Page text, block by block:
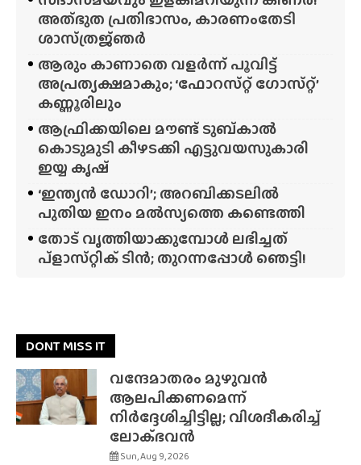
അത്‌ഭുത പ്രതിഭാസം, കാരണംതേടി
ശാസ്‌ത്രജ്‌ഞർ
ആരും കാണാതെ വളർന്ന് പൂവിട്ട്
അപ്രത്യക്ഷമാകും; ‘ഫോറസ്‌റ്റ്‌ ഗോസ്‌റ്റ്’
കണ്ണൂരിലും
ആഫ്രിക്കയിലെ മൗണ്ട് ടുബ്‌കാൽ
കൊടുമുടി കീഴടക്കി എട്ടുവയസുകാരി
ഇയ്യ കൃഷ്
‘ഇന്ത്യൻ ഡോറി’; അറബിക്കടലിൽ
പുതിയ ഇനം മൽസ്യത്തെ കണ്ടെത്തി
തോട് വൃത്തിയാക്കുമ്പോൾ ലഭിച്ചത്
പ്‌ളാസ്‌റ്റിക് ടിൻ; തുറന്നപ്പോൾ ഞെട്ടി!
DONT MISS IT
വന്ദേമാതരം മുഴുവൻ
ആലപിക്കണമെന്ന്
നിർദ്ദേശിച്ചിട്ടില്ല; വിശദീകരിച്ച്
ലോക്‌ഭവൻ
Sun, Aug 9, 2026